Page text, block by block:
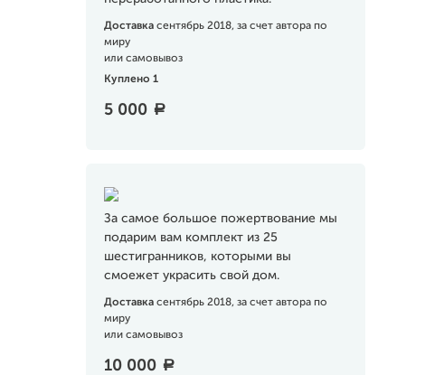
Доставка сентябрь 2018, за счет автора по
миру
или самовывоз
Куплено 1
5 000 a
За самое большое пожертвование мы
подарим вам комплект из 25
шестигранников, которыми вы
смоежет украсить свой дом.
Доставка сентябрь 2018, за счет автора по
миру
или самовывоз
10 000 a